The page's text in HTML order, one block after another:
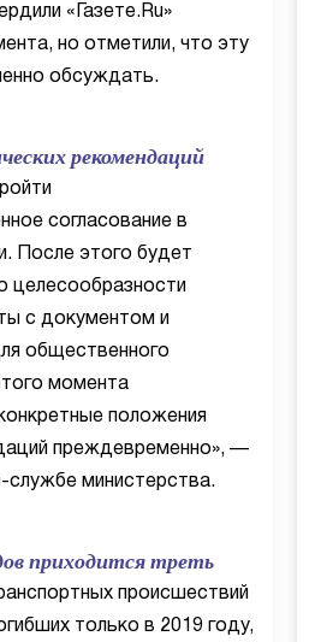
«Газете.Ru»
но отметили, что эту
обсуждать.
рекомендаций
согласование в
После этого будет
целесообразности
с документом и
общественного
момента
положения
преждевременно», —
службе министерства.
приходится треть
происшествий
только в 2019 году,